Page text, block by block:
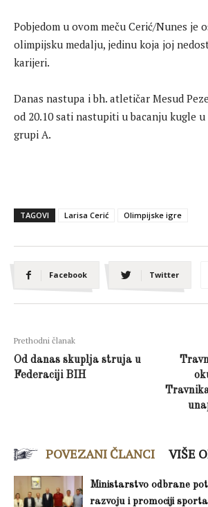
Pobjedom u ovom meču Cerić/Nunes je
olimpijsku medalju, jedinu koja joj
karijeri.
Danas nastupa i bh. atletičar Mesud
od 20.10 sati nastupiti u bacanju kugle
grupi A.
TAGOVI Larisa Cerić Olimpijske igre
Facebook Twitter
Prethodni članak
Od danas skuplja struja u
Federaciji BIH
POVEZANI ČLANCI VIŠE
Ministarstvo odbrane
razvoju i promociji sporta